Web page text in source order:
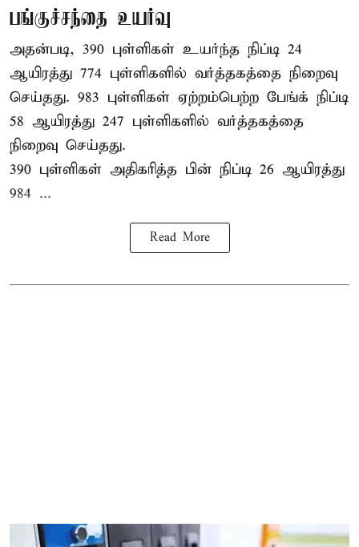
பங்குச்சந்தை உயர்வு
அதன்படி, 390 புள்ளிகள் உயர்ந்த நிப்டி 24
ஆயிரத்து 774 புள்ளிகளில் வர்த்தகத்தை நிறைவு
செய்தது. 983 புள்ளிகள் ஏற்றம்பெற்ற பேங்க் நிப்டி
58 ஆயிரத்து 247 புள்ளிகளில் வர்த்தகத்தை
நிறைவு செய்தது.
390 புள்ளிகள் அதிகரித்த பின் நிப்டி 26 ஆயிரத்து
984 ...
Read More